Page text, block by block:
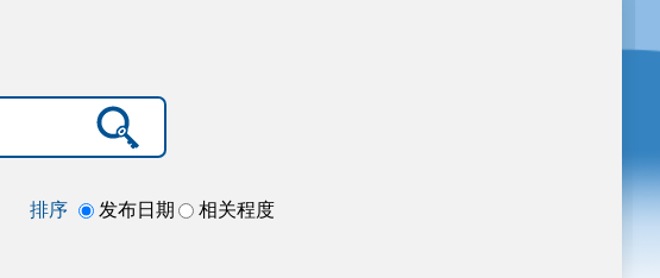
排序 发布日期 相关程度